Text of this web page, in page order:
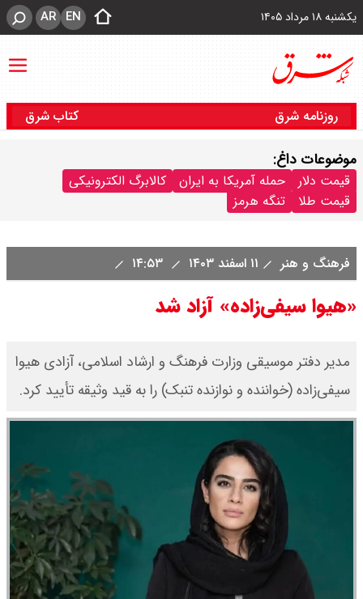
یکشنبه ۱۸ مرداد ۱۴۰۵ EN
AR
روزنامه شرق کتاب شرق
موضوعات داغ:
قیمت دلار حمله آمریکا به ایران
کالابرگ الکترونیکی
قیمت طلا
تنگه هرمز
فرهنگ و هنر ۱۱ اسفند ۱۴۰۳
«هیوا سیفی‌زاده» آزاد شد
مدیر دفتر موسیقی وزارت فرهنگ و ارشاد اسلامی، آزادی هیوا
سیفی‌زاده (خواننده و نوازنده تنبک) را به قید وثیقه تأیید کرد.